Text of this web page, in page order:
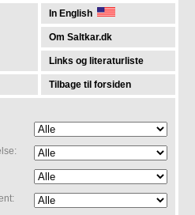
In English
Om Saltkar.dk
Links og literaturliste
Tilbage til forsiden